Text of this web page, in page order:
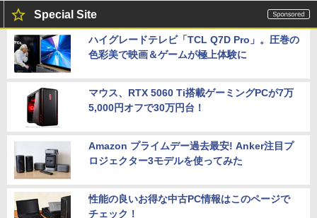
Special Site
ハイグレードテレビ「TCL Q7D Pro」。圧巻の
色彩美で映画＆ゲームが極上体験に
マウス、RTX 5060 Ti搭載ゲーミングPCが7万
5,000円オフで30万円台！
Amazon プライムデー過去最安! Anker注目プ
ロジェクター3モデルを使ってみた
性能の良いお得な中古PC情報はこのページで
チェック！